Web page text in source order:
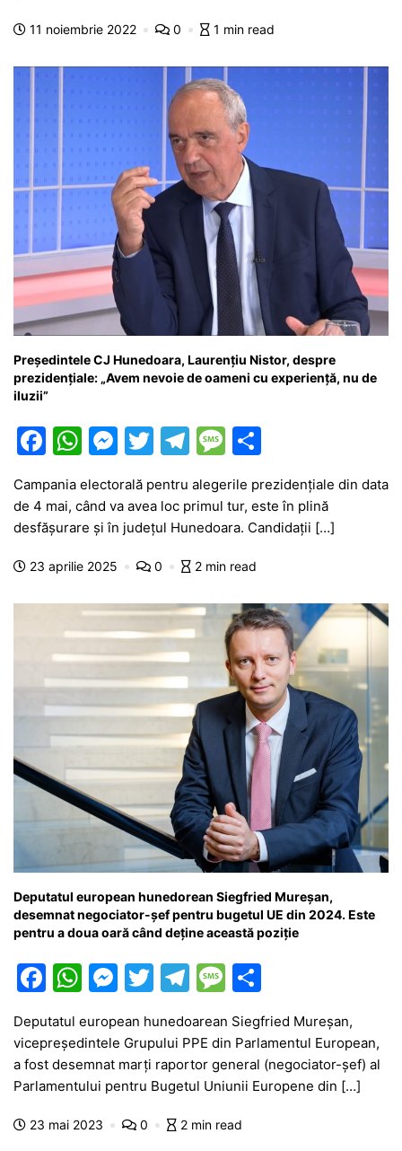
o
k
p n
m g z
11 noiembrie 2022 0 1 min read
Președintele CJ Hunedoara, Laurențiu Nistor, despre
prezidențiale: „Avem nevoie de oameni cu experiență, nu de
iluzii”
F
c
e
b
o
o
W
at
s
A
p
M
s
s
e
g
er
T
itt
er
T
e
gr
a
m
M
e
s
s
a
g
e
ar
ta
je
ă
Campania electorală pentru alegerile prezidențiale din data
de 4 mai, când va avea loc primul tur, este în plină
desfășurare și în județul Hunedoara. Candidații […]
23 aprilie 2025 0 2 min read
Deputatul european hunedorean Siegfried Mureșan,
desemnat negociator-șef pentru bugetul UE din 2024. Este
pentru a doua oară când deține această poziție
F
c
e
b
o
W
at
s
A
p
M
s
s
e
n
T
itt
er
T
e
gr
a
m
M
e
s
s
a
g
ar
ta
je
a
Deputatul european hunedoarean Siegfried Mureșan,
vicepreședintele Grupului PPE din Parlamentul European,
a fost desemnat marți raportor general (negociator-șef) al
Parlamentului pentru Bugetul Uniunii Europene din […]
23 mai 2023 0 2 min read